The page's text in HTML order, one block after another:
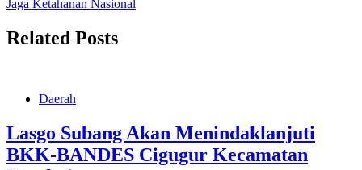
Jaga Ketahanan Nasional
Related Posts
Daerah
Lasgo Subang Akan Menindaklanjuti
BKK-BANDES Cigugur Kecamatan